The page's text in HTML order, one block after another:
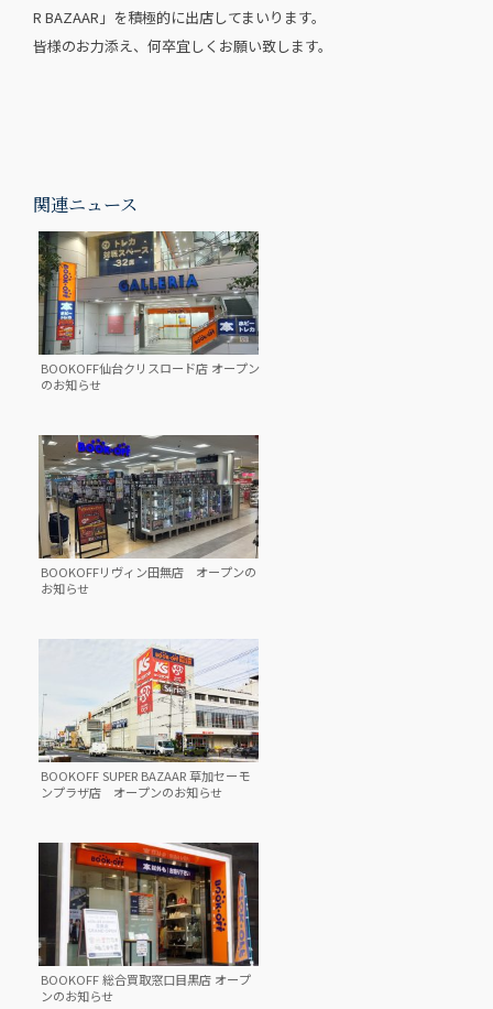
R BAZAAR」を積極的に出店してまいります。
皆様のお力添え、何卒宜しくお願い致します。
関連ニュース
BOOKOFF仙台クリスロード店 オープン
のお知らせ
BOOKOFFリヴィン田無店 オープンの
お知らせ
BOOKOFF SUPER BAZAAR 草加セーモ
ンプラザ店 オープンのお知らせ
BOOKOFF 総合買取窓口目黒店 オープ
ンのお知らせ